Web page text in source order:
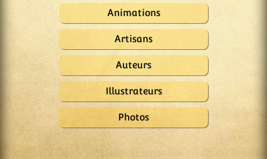
Animations
Artisans
Auteurs
Illustrateurs
Photos